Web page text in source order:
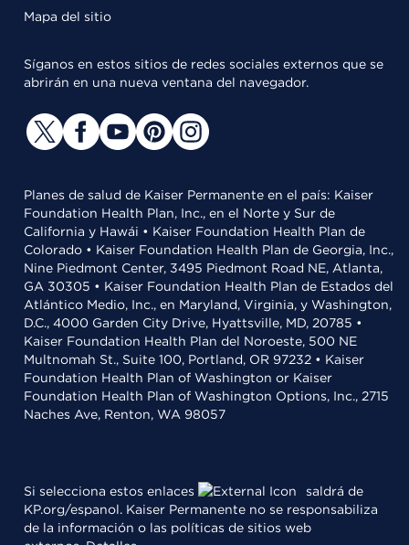
Mapa del sitio
Síganos en estos sitios de redes sociales externos que se
abrirán en una nueva ventana del navegador.
Planes de salud de Kaiser Permanente en el país: Kaiser
Foundation Health Plan, Inc., en el Norte y Sur de
California y Hawái • Kaiser Foundation Health Plan de
Colorado • Kaiser Foundation Health Plan de Georgia, Inc.,
Nine Piedmont Center, 3495 Piedmont Road NE, Atlanta,
GA 30305 • Kaiser Foundation Health Plan de Estados del
Atlántico Medio, Inc., en Maryland, Virginia, y Washington,
D.C., 4000 Garden City Drive, Hyattsville, MD, 20785 •
Kaiser Foundation Health Plan del Noroeste, 500 NE
Multnomah St., Suite 100, Portland, OR 97232 • Kaiser
Foundation Health Plan of Washington or Kaiser
Foundation Health Plan of Washington Options, Inc., 2715
Naches Ave, Renton, WA 98057
Si selecciona estos enlaces
saldrá de
KP.org/espanol. Kaiser Permanente no se responsabiliza
de la información o las políticas de sitios web